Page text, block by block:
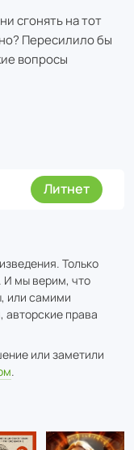
сгонять на тот
Пересилило бы
вопросы
Литнет
Только
И мы верим, что
или самими
авторские права
или заметили
.